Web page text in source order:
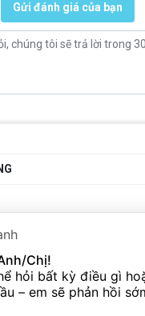
Gửi đánh giá của bạn
AUDIO
Chị!
hỏi bất kỳ điều gì
– em sẽ phản hồi